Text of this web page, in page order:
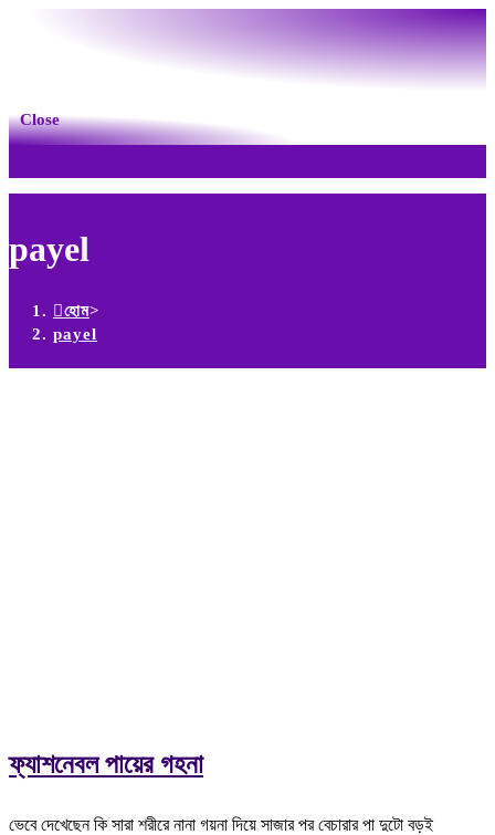
Close
payel
হোম>
payel
ফ্যাশনেবল পায়ের গহনা
ভেবে দেখেছেন কি সারা শরীরে নানা গয়না দিয়ে সাজার পর বেচারার পা দুটো বড়ই